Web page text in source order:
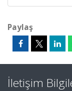
Paylaş
İletişim